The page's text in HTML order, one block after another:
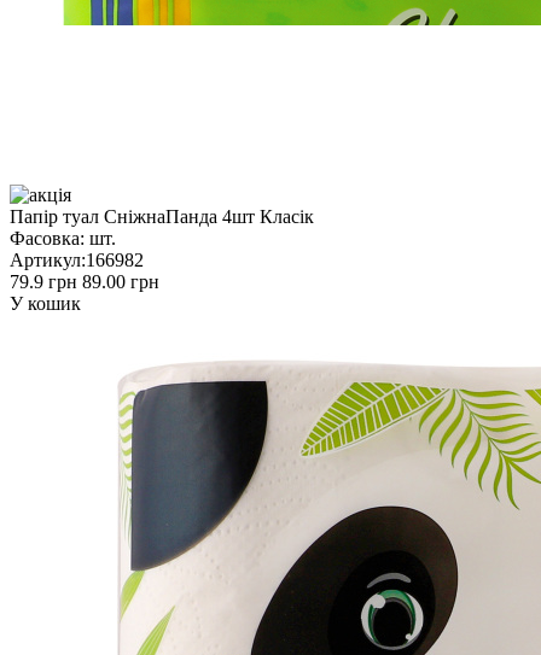
Папір туал СніжнаПанда 4шт Класік
Фасовка: шт.
Артикул:166982
79.9 грн 89.00 грн
У кошик